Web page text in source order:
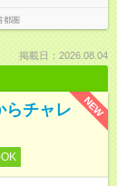
都圏
掲載日：2026.08.04
NEW
らチャレ